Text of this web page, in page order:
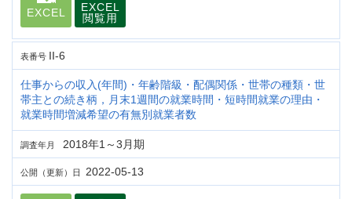
EXCEL
EXCEL
閲覧用
表番号 II-6
仕事からの収入(年間)・年齢階級・配偶関係・世帯の種類・世
帯主との続き柄，月末1週間の就業時間・短時間就業の理由・
就業時間増減希望の有無別就業者数
調査年月 2018年1～3月期
公開（更新）日 2022-05-13